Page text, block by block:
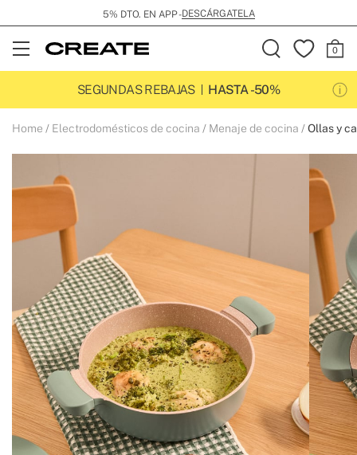
5% DTO. EN APP -DESCÁRGATELA
Open
Menu
SEGUNDAS REBAJAS
HASTA -50%
Home Electrodomésticos de cocina Menaje de cocina Ollas y